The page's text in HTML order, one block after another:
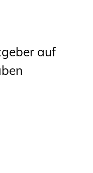
auf